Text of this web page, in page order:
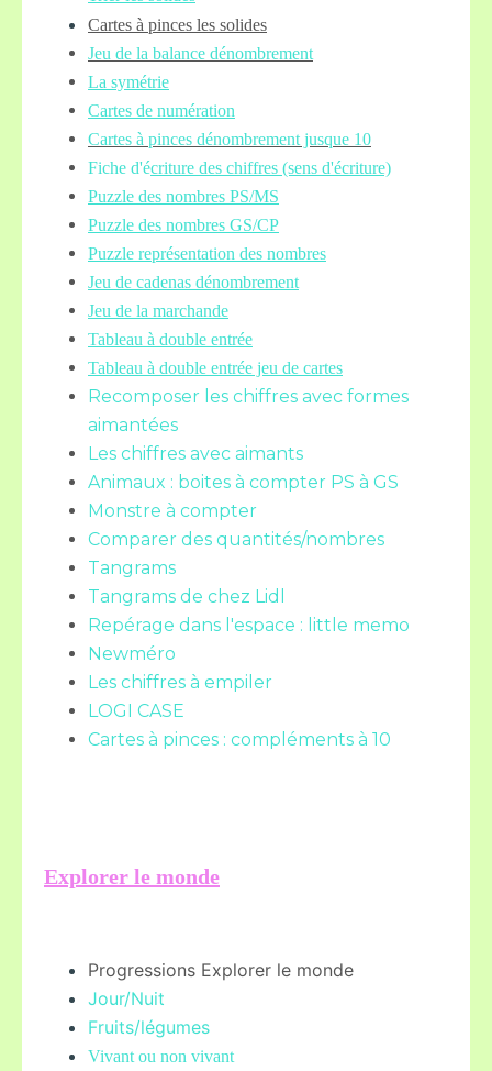
Cartes à pinces les solides
Jeu de la balance dénombrement
La symétrie
Cartes de numération
Cartes à pinces dénombrement jusque 10
Fiche d'écriture des chiffres (sens d'écriture)
Puzzle des nombres PS/MS
Puzzle des nombres GS/CP
Puzzle représentation des nombres
Jeu de cadenas dénombrement
Jeu de la marchande
Tableau à double entrée
Tableau à double entrée jeu de cartes
Recomposer les chiffres avec formes
aimantées
Les chiffres avec aimants
Animaux : boites à compter PS à GS
Monstre à compter
Comparer des quantités/nombres
Tangrams
Tangrams de chez Lidl
Repérage dans l'espace : little memo
Newméro
Les chiffres à empiler
LOGI CASE
Cartes à pinces : compléments à 10
Explorer le monde
Progressions Explorer le monde
Jour/Nuit
Fruits/légumes
Vivant ou non vivant